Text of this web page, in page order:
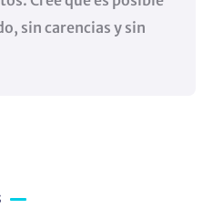
sin carencias y sin